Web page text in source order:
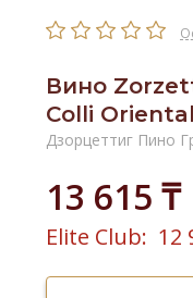
Вино
Colli
Дзорцеттиг Пино
13 615 ₸
Elite Club: 12